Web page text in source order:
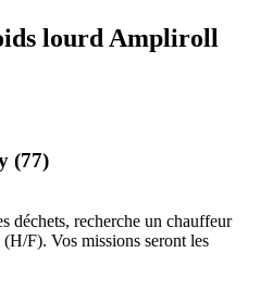
lourd Ampliroll
(77)
déchets, recherche un chauffeur
F). Vos missions seront les